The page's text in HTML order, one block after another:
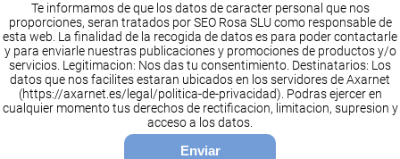
Te informamos de que los datos de caracter personal que nos
proporciones, seran tratados por SEO Rosa SLU como responsable de
esta web. La finalidad de la recogida de datos es para poder contactarle
y para enviarle nuestras publicaciones y promociones de productos y/o
servicios. Legitimacion: Nos das tu consentimiento. Destinatarios: Los
datos que nos facilites estaran ubicados en los servidores de Axarnet
(https://axarnet.es/legal/politica-de-privacidad). Podras ejercer en
cualquier momento tus derechos de rectificacion, limitacion, supresion y
acceso a los datos.